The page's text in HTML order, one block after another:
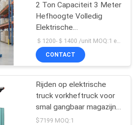
44
2 Ton Capaciteit 3 Meter
Hefhoogte Volledig
Elektrische
Palletstapelaar voor
Magazijngebruik
CONTACT
Rijden op elektrische
truck vorkheftruck voor
smal gangbaar magazijn
met EPS
$7199 MOQ:1